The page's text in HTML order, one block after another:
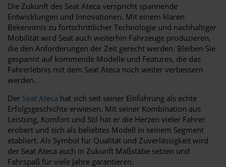
Die Zukunft des Seat Ateca verspricht spannende
Entwicklungen und Innovationen. Mit einem klaren
Bekenntnis zu fortschrittlicher Technologie und nachhaltiger
Mobilität wird Seat auch weiterhin Fahrzeuge produzieren,
die den Anforderungen der Zeit gerecht werden. Bleiben Sie
gespannt auf kommende Modelle und Features, die das
Fahrerlebnis mit dem Seat Ateca noch weiter verbessern
werden.
Der Seat Ateca hat sich seit seiner Einführung als echte
Erfolgsgeschichte erwiesen. Mit seiner Kombination aus
Leistung, Komfort und Stil hat er die Herzen vieler Fahrer
erobert und sich als beliebtes Modell in seinem Segment
etabliert. Als Symbol für Qualität und Zuverlässigkeit wird
der Seat Ateca auch in Zukunft Maßstäbe setzen und
Fahrspaß für viele Jahre garantieren.